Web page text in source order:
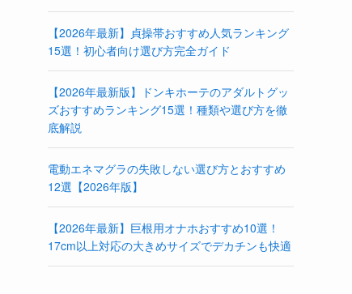
【2026年最新】貞操帯おすすめ人気ランキング
15選！初心者向け選び方完全ガイド
【2026年最新版】ドンキホーテのアダルトグッ
ズおすすめランキング15選！種類や選び方を徹
底解説
電動エネマグラの失敗しない選び方とおすすめ
12選【2026年版】
【2026年最新】巨根用オナホおすすめ10選！
17cm以上対応の大きめサイズでデカチンも快適